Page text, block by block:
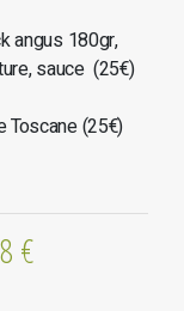
angus 180gr,
sauce (25€)
Toscane (25€)
€